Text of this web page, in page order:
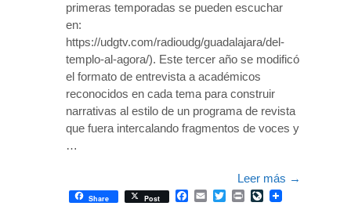
primeras temporadas se pueden escuchar
en:
https://udgtv.com/radioudg/guadalajara/del-
templo-al-agora/). Este tercer año se modificó
el formato de entrevista a académicos
reconocidos en cada tema para construir
narrativas al estilo de un programa de revista
que fuera intercalando fragmentos de voces y
…
Leer más →
Share Post Facebook
EmailTwitterPrintLiveJournal